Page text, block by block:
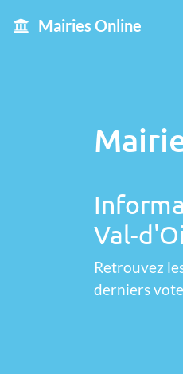
Mairies Online
Val-
Retrouvez
derniers